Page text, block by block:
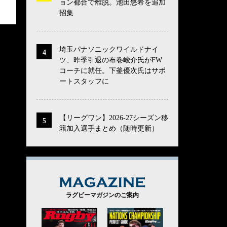
ョン都合で離脱。池田悠希を追加
招集
埼玉パナソニックワイルドナイ
ツ、昨季引退の布巻峻介氏がFW
コーチに就任。下釜優次氏はサポ
ートスタッフに
【リーグワン】2026-27シーズン移
籍加入選手まとめ（随時更新）
ラグビーマガジンのご案内